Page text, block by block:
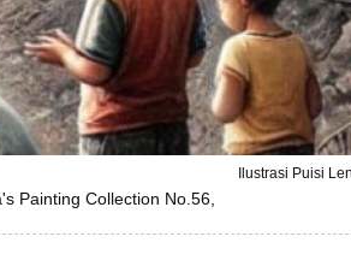
Ilustrasi Puisi
Painting Collection No.56,